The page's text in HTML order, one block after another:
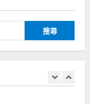
分類
、波霸奶茶奧地利